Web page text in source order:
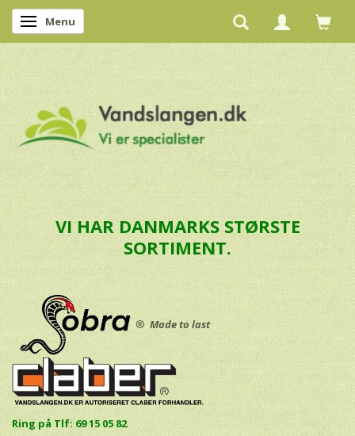
Skifte navigation
Menu
VI HAR DANMARKS STØRSTE
SORTIMENT.
® Made to last
Ring på Tlf: 69 15 05 82